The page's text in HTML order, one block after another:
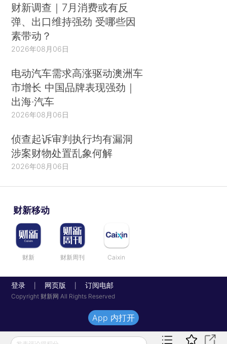
财新调查｜7月消费或有反
弹、出口维持强劲 受哪些因
素带动？
2026年08月06日
电动汽车需求高涨驱动澳洲车
市增长 中国品牌表现强劲｜
出海·汽车
2026年08月06日
侦查起诉审判执行均有漏洞
涉案财物处置乱象何解
2026年08月06日
财新移动
财新 财新周刊 Caixin
登录 网页版 订阅电邮
Copyright 财新网 All Rights Reserved
App 内打开